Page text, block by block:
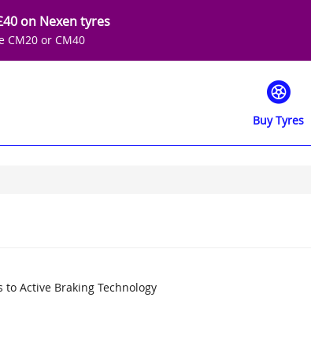
on Nexen tyres
CM20 or CM40
Buy Tyres
Active Braking Technology